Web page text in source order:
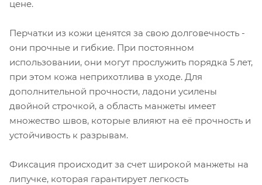
цене.
Перчатки из кожи ценятся за свою долговечность -
они прочные и гибкие. При постоянном
использовании, они могут прослужить порядка 5 лет,
при этом кожа неприхотлива в уходе. Для
дополнительной прочности, ладони усилены
двойной строчкой, а область манжеты имеет
множество швов, которые влияют на её прочность и
устойчивость к разрывам.
Фиксация происходит за счет широкой манжеты на
липучке, которая гарантирует легкость